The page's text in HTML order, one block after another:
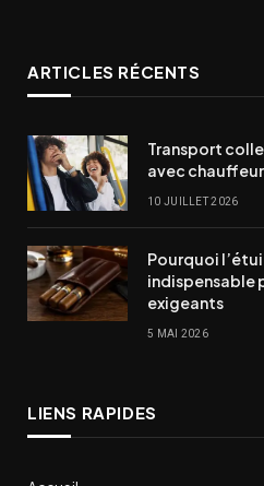
ARTICLES RÉCENTS
Transport
avec
10 JUILLET 2026
Pourquoi
indispensable
exigeants
5 MAI 2026
LIENS RAPIDES